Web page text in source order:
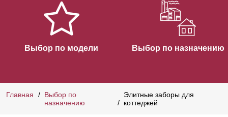
Выбор по модели Выбор по назначению
Главная
Выбор по
назначению
Элитные заборы для
коттеджей